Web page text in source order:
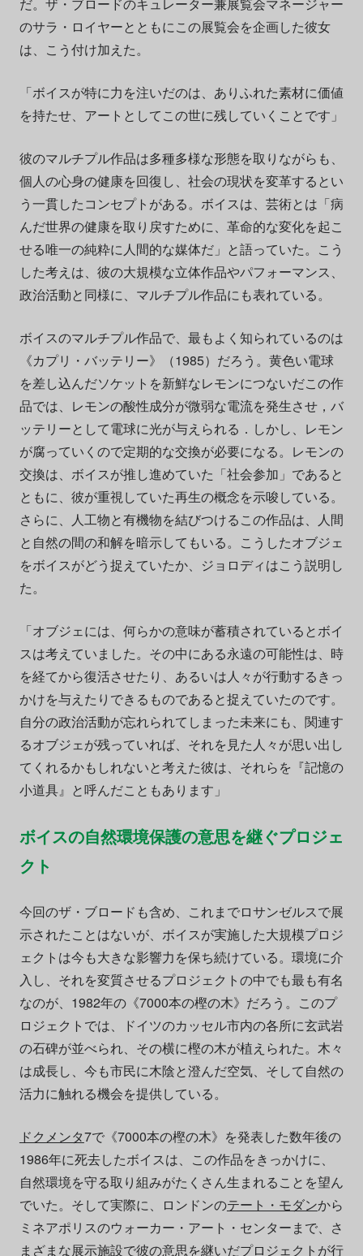
のサラ・ロイヤーとともにこの展覧会を企画した彼女
は、こう付け加えた。
「ボイスが特に力を注いだのは、ありふれた素材に価値
を持たせ、アートとしてこの世に残していくことです」
彼のマルチプル作品は多種多様な形態を取りながらも、
個人の心身の健康を回復し、社会の現状を変革するとい
う一貫したコンセプトがある。ボイスは、芸術とは「病
んだ世界の健康を取り戻すために、革命的な変化を起こ
せる唯一の純粋に人間的な媒体だ」と語っていた。こう
した考えは、彼の大規模な立体作品やパフォーマンス、
政治活動と同様に、マルチプル作品にも表れている。
ボイスのマルチプル作品で、最もよく知られているのは
《カプリ・バッテリー》（1985）だろう。黄色い電球
を差し込んだソケットを新鮮なレモンにつないだこの作
品では、レモンの酸性成分が微弱な電流を発生させ，バ
ッテリーとして電球に光が与えられる．しかし、レモン
が腐っていくので定期的な交換が必要になる。レモンの
交換は、ボイスが推し進めていた「社会参加」であると
ともに、彼が重視していた再生の概念を示唆している。
さらに、人工物と有機物を結びつけるこの作品は、人間
と自然の間の和解を暗示してもいる。こうしたオブジェ
をボイスがどう捉えていたか、ジョロディはこう説明し
た。
「オブジェには、何らかの意味が蓄積されているとボイ
スは考えていました。その中にある永遠の可能性は、時
を経てから復活させたり、あるいは人々が行動するきっ
かけを与えたりできるものであると捉えていたのです。
自分の政治活動が忘れられてしまった未来にも、関連す
るオブジェが残っていれば、それを見た人々が思い出し
てくれるかもしれないと考えた彼は、それらを『記憶の
小道具』と呼んだこともあります」
ボイスの自然環境保護の意思を継ぐプロジェ
クト
今回のザ・ブロードも含め、これまでロサンゼルスで展
示されたことはないが、ボイスが実施した大規模プロジ
ェクトは今も大きな影響力を保ち続けている。環境に介
入し、それを変質させるプロジェクトの中でも最も有名
なのが、1982年の《7000本の樫の木》だろう。このプ
ロジェクトでは、ドイツのカッセル市内の各所に玄武岩
の石碑が並べられ、その横に樫の木が植えられた。木々
は成長し、今も市民に木陰と澄んだ空気、そして自然の
活力に触れる機会を提供している。
ドクメンタ7で《7000本の樫の木》を発表した数年後の
1986年に死去したボイスは、この作品をきっかけに、
自然環境を守る取り組みがたくさん生まれることを望ん
でいた。そして実際に、ロンドンのテート・モダンから
ミネアポリスのウォーカー・アート・センターまで、さ
まざまな展示施設で彼の意思を継いだプロジェクトが行